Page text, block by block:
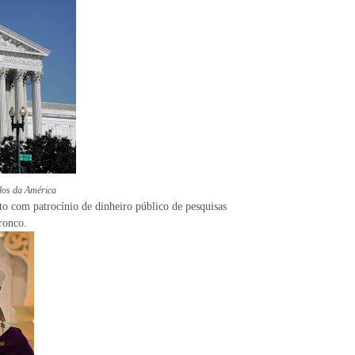
da América
com patrocínio de dinheiro público de pesquisas